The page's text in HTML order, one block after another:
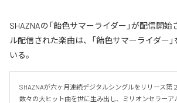
SHAZNAの「飴色サマーライダー」が配信開
ル配信された楽曲は、「飴色サマーライダー
いる。
SHAZNAが六ヶ月連続デジタルシングルをリリース第
数々の大ヒット曲を世に生み出し、ミリオンセラーア